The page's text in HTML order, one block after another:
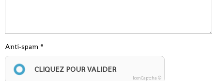
Anti-spam
CLIQUEZ POUR VALIDER
IconCaptcha ©